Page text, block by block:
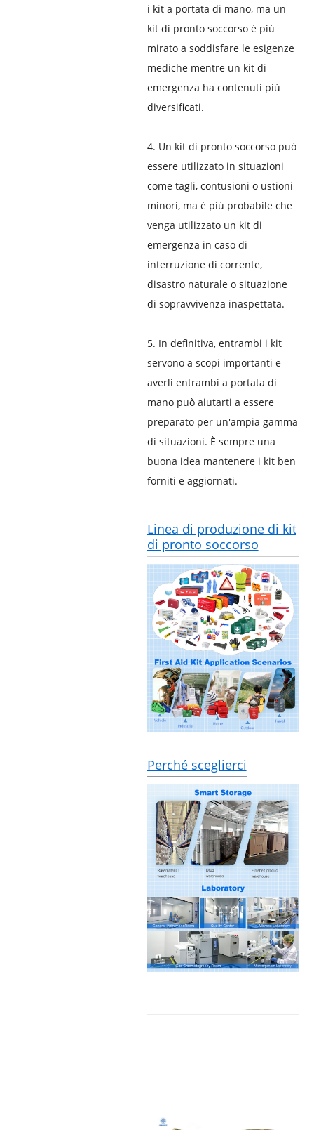
i kit a portata di mano, ma un
kit di pronto soccorso è più
mirato a soddisfare le esigenze
mediche mentre un kit di
emergenza ha contenuti più
diversificati.
4. Un kit di pronto soccorso può
essere utilizzato in situazioni
come tagli, contusioni o ustioni
minori, ma è più probabile che
venga utilizzato un kit di
emergenza in caso di
interruzione di corrente,
disastro naturale o situazione
di sopravvivenza inaspettata.
5. In definitiva, entrambi i kit
servono a scopi importanti e
averli entrambi a portata di
mano può aiutarti a essere
preparato per un'ampia gamma
di situazioni. È sempre una
buona idea mantenere i kit ben
forniti e aggiornati.
Linea di produzione di kit
di pronto soccorso
Perché sceglierci